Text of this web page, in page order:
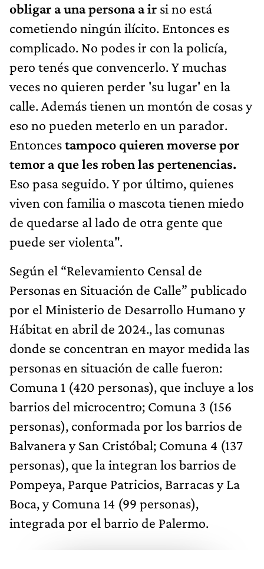
obligar a una persona a ir si no está
cometiendo ningún ilícito. Entonces es
complicado. No podes ir con la policía,
pero tenés que convencerlo. Y muchas
veces no quieren perder 'su lugar' en la
calle. Además tienen un montón de cosas y
eso no pueden meterlo en un parador.
Entoncestampoco quieren moverse por
temor a que les roben las pertenencias.
Eso pasa seguido. Y por último, quienes
viven con familia o mascota tienen miedo
de quedarse al lado de otra gente que
puede ser violenta".
Según el “Relevamiento Censal de
Personas en Situación de Calle” publicado
por el Ministerio de Desarrollo Humano y
Hábitat en abril de 2024., las comunas
donde se concentran en mayor medida las
personas en situación de calle fueron:
Comuna 1 (420 personas), que incluye a los
barrios del microcentro; Comuna 3 (156
personas), conformada por los barrios de
Balvanera y San Cristóbal; Comuna 4 (137
personas), que la integran los barrios de
Pompeya, Parque Patricios, Barracas y La
Boca, y Comuna 14 (99 personas),
integrada por el barrio de Palermo.